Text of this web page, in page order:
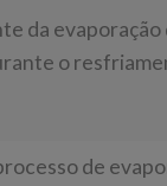
da evaporação
o
de